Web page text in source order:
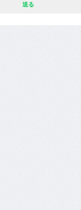
送る